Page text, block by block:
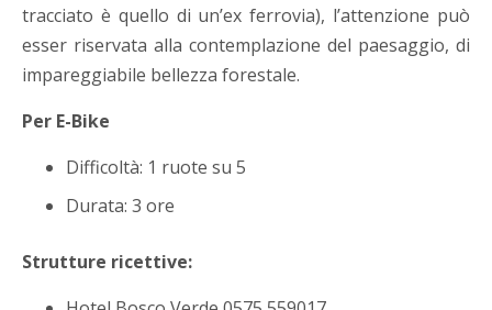
tracciato è quello di un’ex ferrovia), l’attenzione può
esser riservata alla contemplazione del paesaggio, di
impareggiabile bellezza forestale.
Per E-Bike
Difficoltà: 1 ruote su 5
Durata: 3 ore
Strutture ricettive: